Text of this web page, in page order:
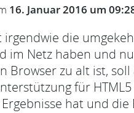
16. Januar 2016 um
irgendwie die
im Netz haben und
Browser zu alt ist,
für
hat und